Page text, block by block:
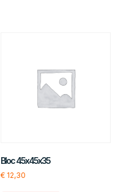
Bloc 45x45x35
€12,30